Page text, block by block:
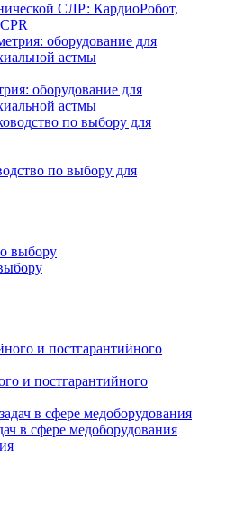
СЛР: КардиоРобот,
оборудование для
астмы
по выбору для
и постгарантийного
в сфере медоборудования